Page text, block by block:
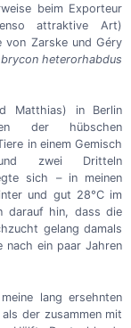
beim Exporteur
attraktive Art)
von Zarske und Géry
heterorhabdus
Matthias) in Berlin
der hübschen
in einem Gemisch
zwei Dritteln
sich –in meinen
und gut 28°C im
darauf hin, dass die
gelang damals
nach ein paar Jahren
lang ersehnten
der zusammen mit